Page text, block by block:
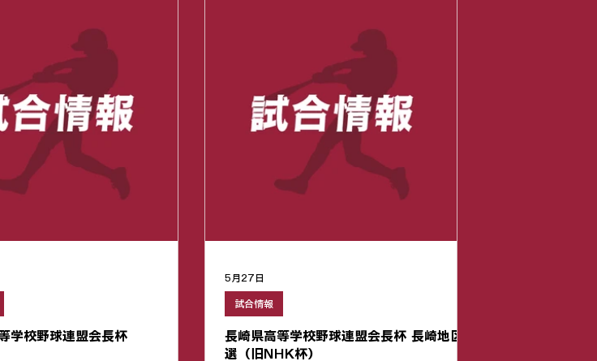
学校野球連盟会長杯
長崎県高等学校野球連盟会長杯 長崎地区予
選（旧NHK杯）
試合情報
5月27日